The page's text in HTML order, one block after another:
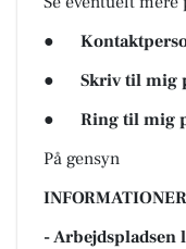
●
● Skriv til mig
● Ring til mig
På gensyn
- Arbejdspladsen